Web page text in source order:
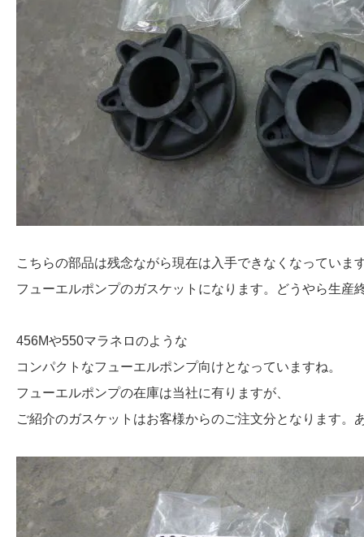
こちらの部品は残念ながら現在は入手できなくなっていま
フューエルポンプのガスケットになります。どうやら生
456Mや550マラネロのような
コンパクトなフューエルポンプ向けとなっていますね。
フューエルポンプの在庫は当社に有りますが、
ご紹介のガスケットはお客様からのご注文分となります。